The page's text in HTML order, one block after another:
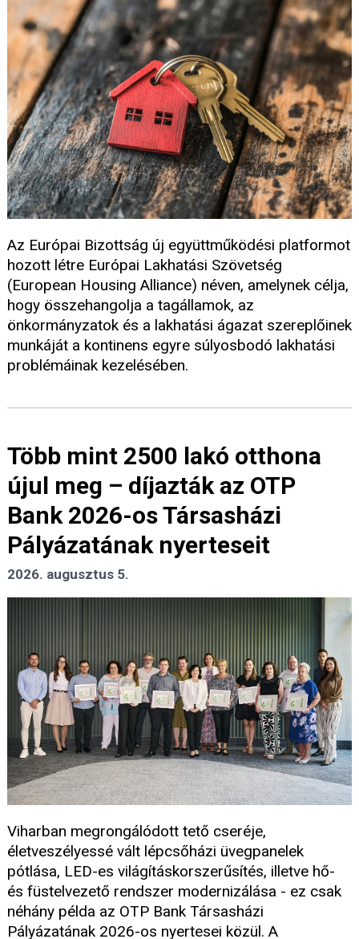
Az Európai Bizottság új együttműködési platformot
hozott létre Európai Lakhatási Szövetség
(European Housing Alliance) néven, amelynek célja,
hogy összehangolja a tagállamok, az
önkormányzatok és a lakhatási ágazat szereplőinek
munkáját a kontinens egyre súlyosbodó lakhatási
problémáinak kezelésében.
Több mint 2500 lakó otthona
újul meg – díjazták az OTP
Bank 2026-os Társasházi
Pályázatának nyerteseit
2026. augusztus 5.
Viharban megrongálódott tető cseréje,
életveszélyessé vált lépcsőházi üvegpanelek
pótlása, LED-es világításkorszerűsítés, illetve hő-
és füstelvezető rendszer modernizálása - ez csak
néhány példa az OTP Bank Társasházi
Pályázatának 2026-os nyertesei közül. A